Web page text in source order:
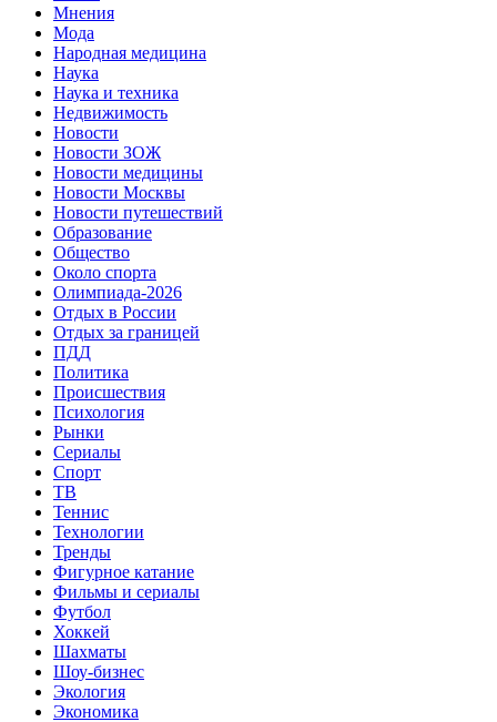
Мнения
Мода
Народная медицина
Наука
Наука и техника
Недвижимость
Новости
Новости ЗОЖ
Новости медицины
Новости Москвы
Новости путешествий
Образование
Общество
Около спорта
Олимпиада-2026
Отдых в России
Отдых за границей
ПДД
Политика
Происшествия
Психология
Рынки
Сериалы
Спорт
ТВ
Теннис
Технологии
Тренды
Фигурное катание
Фильмы и сериалы
Футбол
Хоккей
Шахматы
Шоу-бизнес
Экология
Экономика